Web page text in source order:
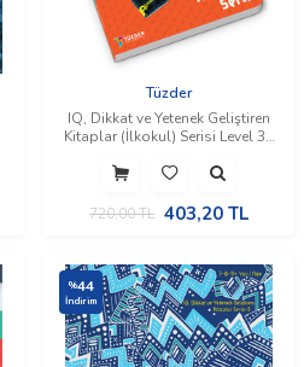
Tüzder
​IQ, Dikkat ve Yetenek Geliştiren
Kitaplar (İlkokul) Serisi Level 3 -
720,00TL 403,20 TL
%44
İndirim